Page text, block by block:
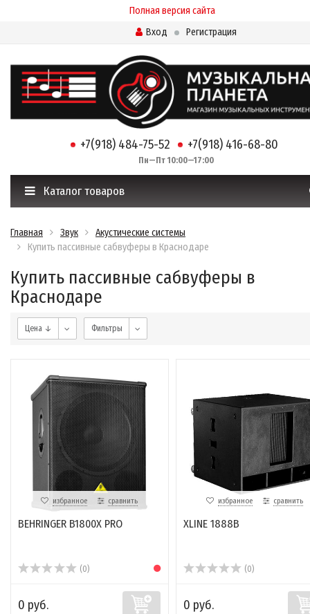
Полная версия сайта
Вход
Регистрация
+7(918) 484-75-52 +7(918) 416-68-80
Пн—Пт 10:00—17:00
Каталог товаров
Главная Звук
Акустические системы
Купить пассивные сабвуферы в Краснодаре
Купить пассивные сабвуферы в
Краснодаре
Цена ↓ Фильтры
избранное сравнить
BEHRINGER B1800X PRO
(0)
0 руб.
избранное сравнить
XLINE 1888B
(0)
0 руб.